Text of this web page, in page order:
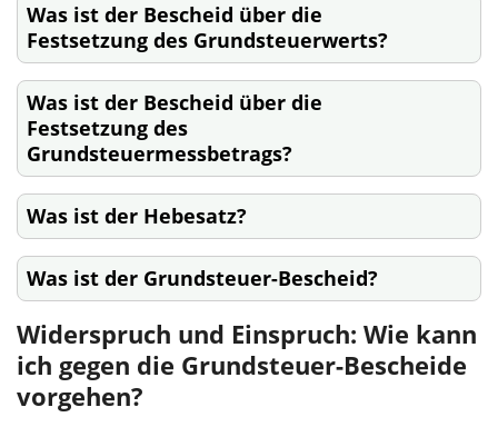
Was ist der Bescheid über die
Festsetzung des Grundsteuerwerts?
Was ist der Bescheid über die
Festsetzung des
Grundsteuermessbetrags?
Was ist der Hebesatz?
Was ist der Grundsteuer-Bescheid?
Widerspruch und Einspruch: Wie kann
ich gegen die Grundsteuer-Bescheide
vorgehen?